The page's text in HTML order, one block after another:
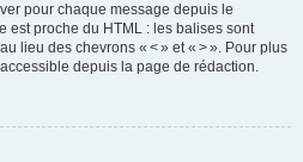
pour chaque message depuis le
est proche du HTML : les balises sont
lieu des chevrons « < » et « > ». Pour plus
depuis la page de rédaction.